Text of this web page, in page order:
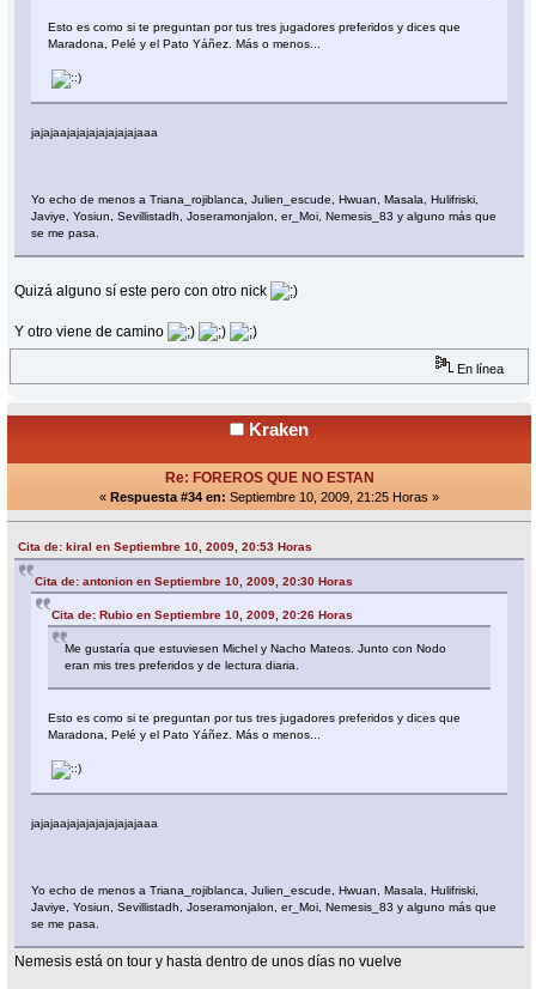
Esto es como si te preguntan por tus tres jugadores preferidos y dices que
Maradona, Pelé y el Pato Yáñez. Más o menos...
jajajaajajajajajajajajaaa
Yo echo de menos a Triana_rojiblanca, Julien_escude, Hwuan, Masala, Hulifriski,
Javiye, Yosiun, Sevillistadh, Joseramonjalon, er_Moi, Nemesis_83 y alguno más que
se me pasa.
Quizá alguno sí este pero con otro nick
Y otro viene de camino
En línea
Kraken
Re: FOREROS QUE NO ESTAN
« Respuesta #34 en: Septiembre 10, 2009, 21:25 Horas »
Cita de: kiral en Septiembre 10, 2009, 20:53 Horas
Cita de: antonion en Septiembre 10, 2009, 20:30 Horas
Cita de: Rubio en Septiembre 10, 2009, 20:26 Horas
Me gustaría que estuviesen Michel y Nacho Mateos. Junto con Nodo
eran mis tres preferidos y de lectura diaria.
Esto es como si te preguntan por tus tres jugadores preferidos y dices que
Maradona, Pelé y el Pato Yáñez. Más o menos...
jajajaajajajajajajajajaaa
Yo echo de menos a Triana_rojiblanca, Julien_escude, Hwuan, Masala, Hulifriski,
Javiye, Yosiun, Sevillistadh, Joseramonjalon, er_Moi, Nemesis_83 y alguno más que
se me pasa.
Nemesis está on tour y hasta dentro de unos días no vuelve